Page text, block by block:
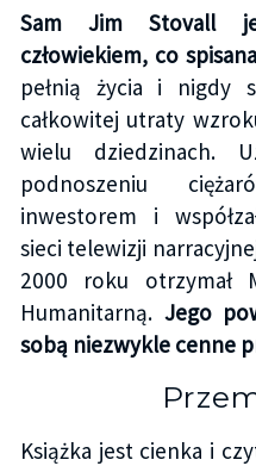
Sam Jim Stovall
człowiekiem, co
pełnią życia i nigdy
całkowitej utraty
wielu dziedzinach.
podnoszeniu
inwestorem i
sieci telewizji
2000 roku otrzymał
Humanitarną. Jego
sobą niezwykle cenne
Książka jest cienka i